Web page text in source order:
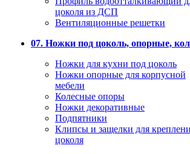
цоколя из ДСП
Вентиляционные решетки
07. Ножки под цоколь, опорные,
Ножки для кухни под цоколь
Ножки опорные для корпусной
мебели
Колесные опоры
Ножки декоративные
Подпятники
Клипсы и защелки для
цоколя